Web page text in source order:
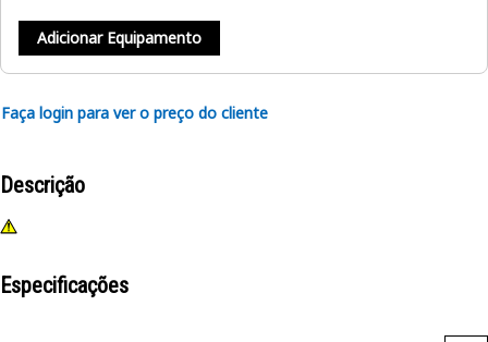
Adicionar Equipamento
Faça login para ver o preço do cliente
Descrição
Especificações